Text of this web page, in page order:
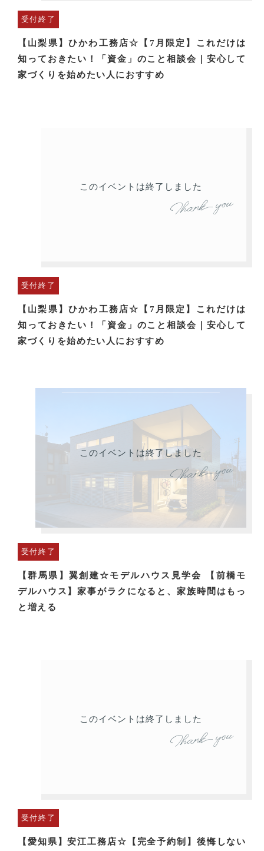
受付終了
【山梨県】ひかわ工務店☆【7月限定】これだけは
知っておきたい！「資金」のこと相談会｜安心して
家づくりを始めたい人におすすめ
このイベントは終了しました
受付終了
【山梨県】ひかわ工務店☆【7月限定】これだけは
知っておきたい！「資金」のこと相談会｜安心して
家づくりを始めたい人におすすめ
このイベントは終了しました
受付終了
【群馬県】翼創建☆モデルハウス見学会 【前橋モ
デルハウス】家事がラクになると、家族時間はもっ
と増える
このイベントは終了しました
受付終了
【愛知県】安江工務店☆【完全予約制】後悔しない